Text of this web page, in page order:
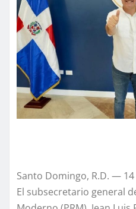
Santo Domingo, R.D. —
El subsecretario general